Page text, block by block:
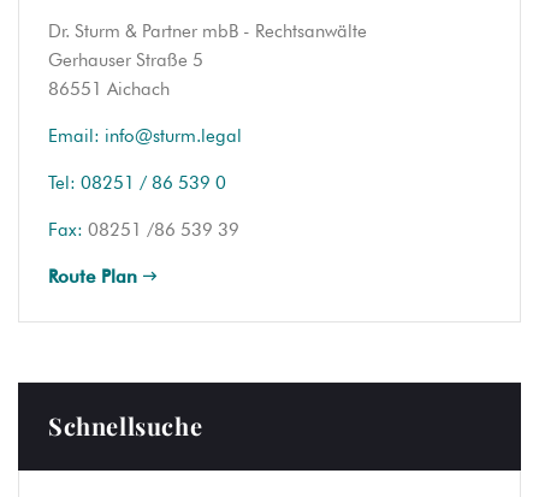
Dr. Sturm & Partner mbB - Rechtsanwälte
Gerhauser Straße 5
86551 Aichach
Email: info@sturm.legal
Tel: 08251 / 86 539 0
Fax: 08251 /86 539 39
Route Plan
Schnellsuche